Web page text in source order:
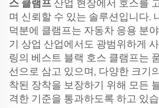
스 클램프 산업 현장에서 호스를
며 신뢰할 수 있는 솔루션입니다.
덕분에 클램프는 자동차 응용 분
기 상업 산업에서도 광범위하게
링의 베스트 블랙 호스 클램프는
선으로 삼고 있으며, 다양한 크기
착된 장착을 보장하기 위해 모든
격한 기준을 통과하도록 하고 있